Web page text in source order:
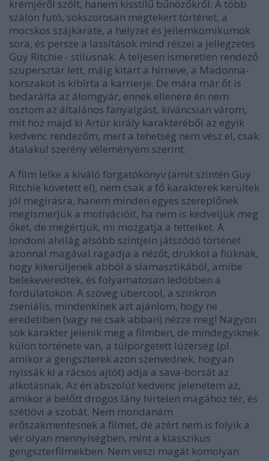
krémjéről szólt, hanem kisstílű bűnözőkről. A több
szálon futó, sokszorosan megtekert történet, a
mocskos szájkarate, a helyzet és jellemkomikumok
sora, és persze a lassítások mind részei a jellegzetes
Guy Ritchie - stílusnak. A teljesen ismeretlen rendező
szupersztár lett, máig kitart a hírneve, a Madonna-
korszakot is kibírta a karrierje. De mára már őt is
bedarálta az álomgyár, ennek ellenére én nem
osztom az általános fanyalgást, kíváncsian várom,
mit hoz majd ki Artúr király karakteréből az egyik
kedvenc rendezőm, mert a tehetség nem vész el, csak
átalakul szerény véleményem szerint.
A film lelke a kiváló forgatókönyv (amit szintén Guy
Ritchie követett el), nem csak a fő karakterek kerültek
jól megírásra, hanem minden egyes szereplőnek
megismerjük a motivációit, ha nem is kedveljük meg
őket, de megértjük, mi mozgatja a tetteiket. A
londoni alvilág alsóbb szintjein játszódó történet
azonnal magával ragadja a nézőt, drukkol a fiúknak,
hogy kikerüljenek abból a slamasztikából, amibe
belekeveredtek, és folyamatosan ledöbben a
fordulatokon. A szöveg übercool, a szinkron
zseniális, mindenkinek azt ajánlom, hogy ne
eredetiben (vagy ne csak abban) nézze meg! Nagyon
sok karakter jelenik meg a filmben, de mindegyiknek
külön története van, a túlpörgetett lúzerség (pl.
amikor a gengszterek azon szenvednek, hogyan
nyissák ki a rácsos ajtót) adja a sava-borsát az
alkotásnak. Az én abszolút kedvenc jelenetem az,
amikor a belőtt drogos lány hirtelen magához tér, és
szétlövi a szobát. Nem mondanám
erőszakmentesnek a filmet, de azért nem is folyik a
vér olyan mennyiségben, mint a klasszikus
gengszterfilmekben. Nem veszi magát komolyan